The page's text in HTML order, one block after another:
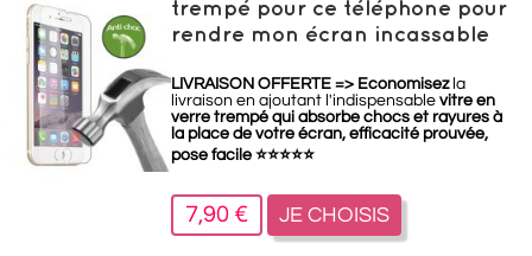
trempé pour ce téléphone pour
rendre mon écran incassable
LIVRAISON OFFERTE => Economisezla
livraison en ajoutant l'indispensable vitre en
verre trempé qui absorbe chocs et rayures à
la place de votre écran, efficacité prouvée,
pose facile ⭐⭐⭐⭐⭐
7,90 € JE CHOISIS